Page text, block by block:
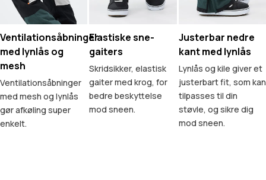
Ventilationsåbninger
med lynlås og
mesh
Ventilationsåbninger
med mesh og lynlås
gør afkøling super
enkelt.
Elastiske sne-
gaiters
Skridsikker, elastisk
gaiter med krog, for
bedre beskyttelse
mod sneen.
Justerbar nedre
kant med lynlås
Lynlås og kile giver et
justerbart fit, som kan
tilpasses til din
støvle, og sikre dig
mod sneen.